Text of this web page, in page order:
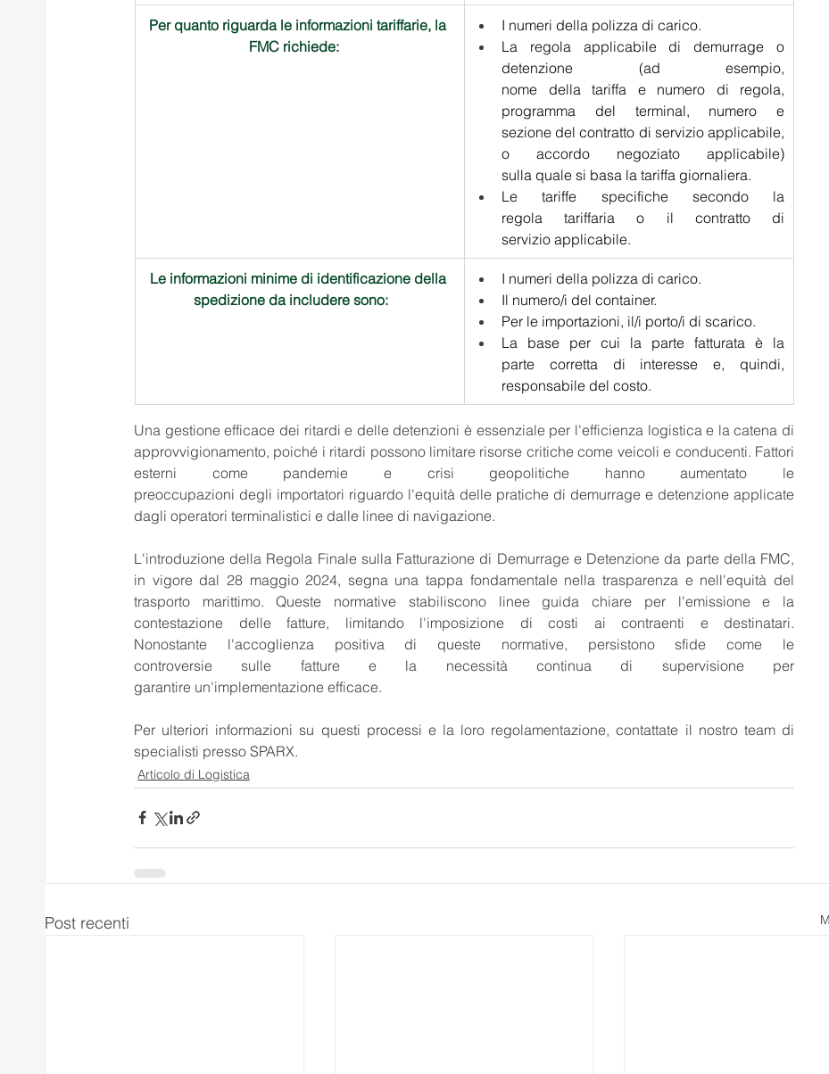
Per quanto riguarda le informazioni tariffarie, la
FMC richiede:
I numeri della polizza di carico.
La regola applicabile di demurrage o
detenzione (ad esempio,
nome della tariffa e numero di regola,
programma del terminal, numero e
sezione del contratto di servizio applicabile,
o accordo negoziato applicabile)
sulla quale si basa la tariffa giornaliera.
Le tariffe specifiche secondo la
regola tariffaria o il contratto di
servizio applicabile.
Le informazioni minime di identificazione della
spedizione da includere sono:
I numeri della polizza di carico.
Il numero/i del container.
Per le importazioni, il/i porto/i di scarico.
La base per cui la parte fatturata è la
parte corretta di interesse e, quindi,
responsabile del costo.
Una gestione efficace dei ritardi e delle detenzioni è essenziale per l'efficienza logistica e la catena di
approvvigionamento, poiché i ritardi possono limitare risorse critiche come veicoli e conducenti. Fattori
esterni come pandemie e crisi geopolitiche hanno aumentato le
preoccupazioni degli importatori riguardo l'equità delle pratiche di demurrage e detenzione applicate
dagli operatori terminalistici e dalle linee di navigazione.
L'introduzione della Regola Finale sulla Fatturazione di Demurrage e Detenzione da parte della FMC,
in vigore dal 28 maggio 2024, segna una tappa fondamentale nella trasparenza e nell'equità del
trasporto marittimo. Queste normative stabiliscono linee guida chiare per l'emissione e la
contestazione delle fatture, limitando l'imposizione di costi ai contraenti e destinatari.
Nonostante l'accoglienza positiva di queste normative, persistono sfide come le
controversie sulle fatture e la necessità continua di supervisione per
garantire un'implementazione efficace.
Per ulteriori informazioni su questi processi e la loro regolamentazione, contattate il nostro team di
specialisti presso SPARX.
Articolo di Logistica
Post recenti